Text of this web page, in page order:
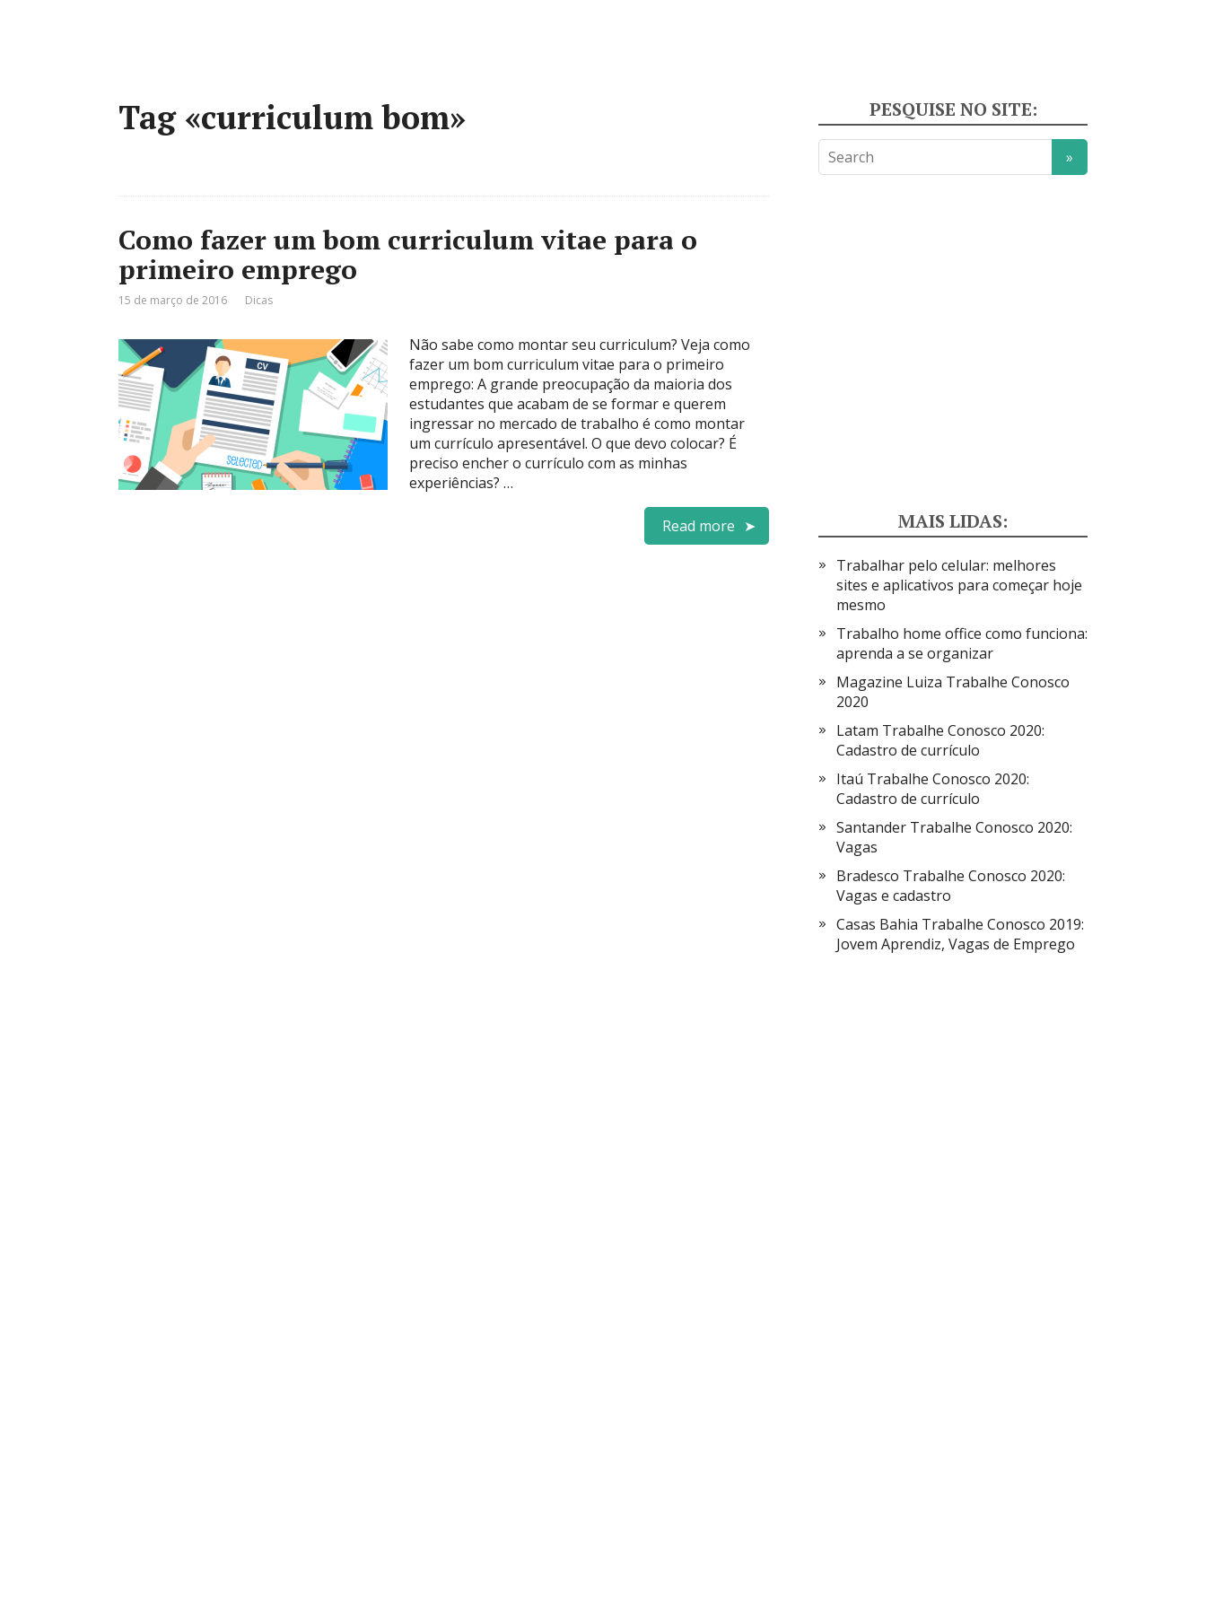
Tag «curriculum bom»
Como fazer um bom curriculum vitae para o
primeiro emprego
15 de março de 2016 Dicas
Não sabe como montar seu curriculum? Veja como
fazer um bom curriculum vitae para o primeiro
emprego: A grande preocupação da maioria dos
estudantes que acabam de se formar e querem
ingressar no mercado de trabalho é como montar
um currículo apresentável. O que devo colocar? É
preciso encher o currículo com as minhas
experiências? …
Read more
PESQUISE NO SITE:
MAIS LIDAS:
Trabalhar pelo celular: melhores
sites e aplicativos para começar hoje
mesmo
Trabalho home office como funciona:
aprenda a se organizar
Magazine Luiza Trabalhe Conosco
2020
Latam Trabalhe Conosco 2020:
Cadastro de currículo
Itaú Trabalhe Conosco 2020:
Cadastro de currículo
Santander Trabalhe Conosco 2020:
Vagas
Bradesco Trabalhe Conosco 2020:
Vagas e cadastro
Casas Bahia Trabalhe Conosco 2019:
Jovem Aprendiz, Vagas de Emprego